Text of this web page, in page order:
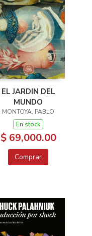
EL JARDIN DEL
MUNDO
MONTOYA, PABLO
En stock
$ 69,000.00
Comprar